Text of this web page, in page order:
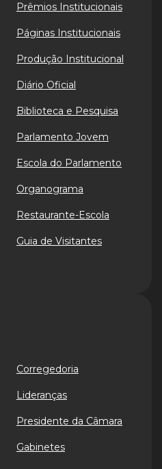
Prêmios Institucionais
Páginas Institucionais
Produção Institucional
Diário Oficial
Biblioteca e Pesquisa
Parlamento Jovem
Escola do Parlamento
Organograma
Restaurante-Escola
Guia de Visitantes
Corregedoria
Lideranças
Presidente da Câmara
Gabinetes